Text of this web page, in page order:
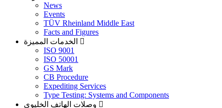
News
Events
TÜV Rheinland Middle East
Facts and Figures
ISO 9001
ISO 50001
GS Mark
CB Procedure
Expediting Services
Type Testing: Systems and Components